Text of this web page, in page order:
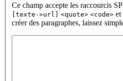
Ce champ accepte les raccourcis
[texte->url]
<quote> <code>
créer des paragraphes, laissez